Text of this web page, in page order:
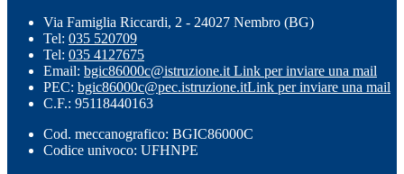
Via Famiglia Riccardi, 2 - 24027 Nembro (BG)
Tel: 035 520709
Tel: 035 4127675
Email: bgic86000c@istruzione.it Link per inviare una mail
PEC: bgic86000c@pec.istruzione.itLink per inviare una mail
C.F.: 95118440163
Cod. meccanografico: BGIC86000C
Codice univoco: UFHNPE